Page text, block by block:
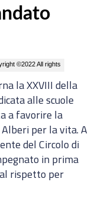
la XXVIII della
alle scuole
a favorire la
per la vita. A
del Circolo di
in prima
rispetto per